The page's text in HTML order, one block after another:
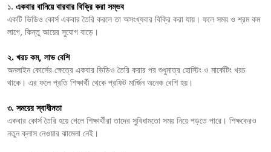
১. একবার বানিয়ে বারবার বিক্রি করা সম্ভব
একটি ভিডিও কোর্স একবার তৈরি করলে তা অসংখ্যবার বিক্রি করা যায়। ফলে সময় ও শ্রম কম
লাগে, কিন্তু আয়ের সুযোগ বাড়ে।
২. খরচ কম, লাভ বেশি
অনলাইন কোর্সের ক্ষেত্রে একবার ভিডিও তৈরি করার পর শুধুমাত্র হোস্টিং ও মার্কেটিং খরচ
থাকে। এর ফলে প্রতি শিক্ষার্থী থেকে প্রফিট মার্জিন অনেক বেশি হয়।
৩. সময়ের স্বাধীনতা
একবার কোর্স তৈরি হয়ে গেলে শিক্ষার্থীরা তাদের সুবিধামতো সময় নিয়ে পড়তে পারে। শিক্ষকেরও
নতুন ক্লাস নেওয়ার ঝামেলা নেই।